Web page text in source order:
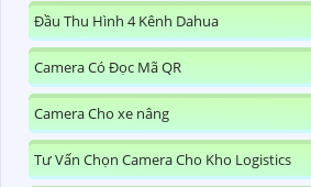
Đầu Thu Hình 4 Kênh Dahua
Camera Có Đọc Mã QR
Camera Cho xe nâng
Tư Vấn Chọn Camera Cho Kho Logistics